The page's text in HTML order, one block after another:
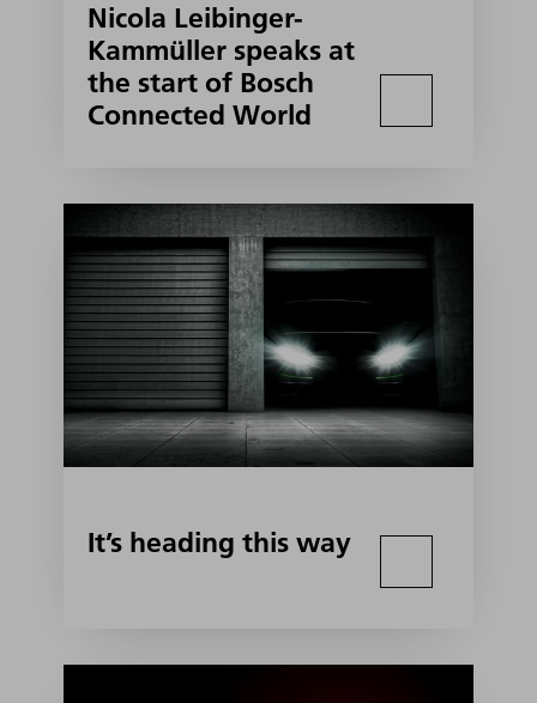
Nicola Leibinger-
Kammüller speaks at
the start of Bosch
Connected World
It’s heading this way